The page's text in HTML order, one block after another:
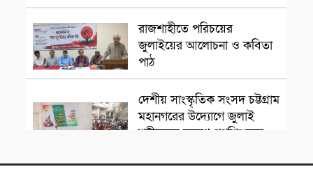
রাজশাহীতে পরিচয়ের
জুলাইয়ের আলোচনা ও কবিতা
পাঠ
দেশীয় সাংস্কৃতিক সংসদ চট্টগ্রাম
মহানগরের উদ্যোগে জুলাই
শহীদদের স্মরণে পথশিশুদের